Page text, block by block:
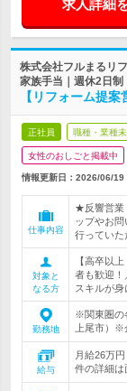
求人詳細
株式会社フルまるリ
家族手当｜週休2日制
【リフォーム提
正社員 職種・業種
女性のおしごと掲載中
情報更新日：2026/06/19
仕事内容
★反響営業
ップやお
行っていた
対象と
なる方
【高卒以
者も歓迎！
スキルが身
勤務地
※関東圏の
上尾市）
給与
月給26万
件の詳細